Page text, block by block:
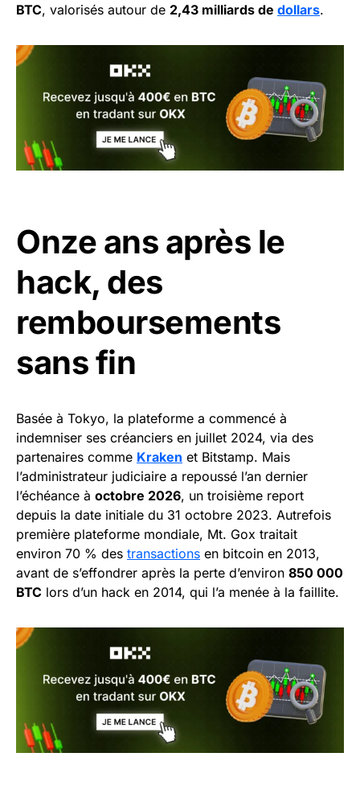
BTC, valorisés autour de 2,43 milliards de dollars.
Onze ans après le
hack, des
remboursements
sans fin
Basée à Tokyo, la plateforme a commencé à
indemniser ses créanciers en juillet 2024, via des
partenaires comme Kraken et Bitstamp. Mais
l’administrateur judiciaire a repoussé l’an dernier
l’échéance à octobre 2026, un troisième report
depuis la date initiale du 31 octobre 2023. Autrefois
première plateforme mondiale, Mt. Gox traitait
environ 70 % des transactions en bitcoin en 2013,
avant de s’effondrer après la perte d’environ 850 000
BTC lors d’un hack en 2014, qui l’a menée à la faillite.